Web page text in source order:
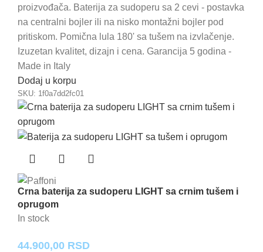
proizvođača. Baterija za sudoperu sa 2 cevi - postavka
na centralni bojler ili na nisko montažni bojler pod
pritiskom. Pomična lula 180' sa tušem na izvlačenje.
Izuzetan kvalitet, dizajn i cena. Garancija 5 godina -
Made in Italy
Dodaj u korpu
SKU: 1f0a7dd2fc01
Crna baterija za sudoperu LIGHT sa crnim tušem i
oprugom
In stock
44.900,00 RSD